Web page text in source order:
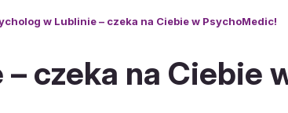
w Lublinie – czeka na Ciebie w PsychoMedic!
czeka na Ciebie